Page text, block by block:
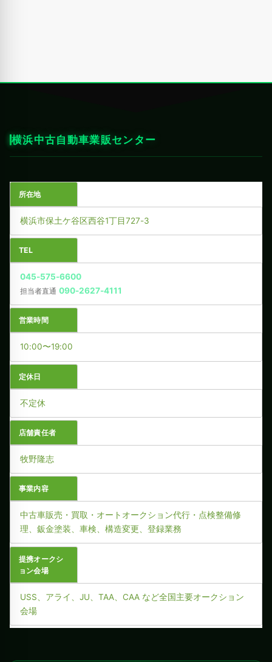
横浜中古自動車業販センター
所在地
横浜市保土ケ谷区西谷1丁目727-3
TEL
045-575-6600
担当者直通 090-2627-4111
営業時間
10:00〜19:00
定休日
不定休
店舗責任者
牧野隆志
事業内容
中古車販売・買取・オートオークション代行・点検整備修
理、鈑金塗装、車検、構造変更、登録業務
提携オークシ
ョン会場
USS、アライ、JU、TAA、CAA など全国主要オークション
会場